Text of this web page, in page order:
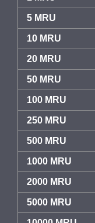
5 MRU
10 MRU
20 MRU
50 MRU
100 MRU
250 MRU
500 MRU
1000 MRU
2000 MRU
5000 MRU